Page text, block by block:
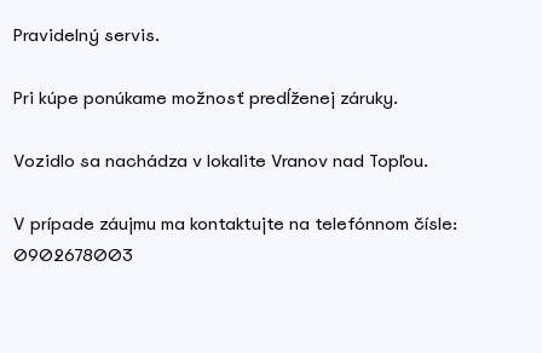
Pravidelný servis.
Pri kúpe ponúkame možnosť predĺženej záruky.
Vozidlo sa nachádza v lokalite Vranov nad Topľou.
V prípade záujmu ma kontaktujte na telefónnom čísle:
0902678003